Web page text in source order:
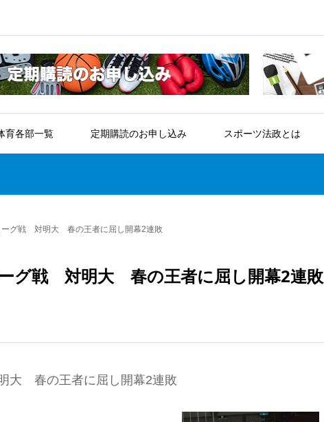
育各部一覧 定期購読のお申し込み スポーツ法政とは
ーグ戦 対明大 春の王者に屈し開幕2連敗
ーグ戦 対明大 春の王者に屈し開幕2連敗
大 春の王者に屈し開幕2連敗